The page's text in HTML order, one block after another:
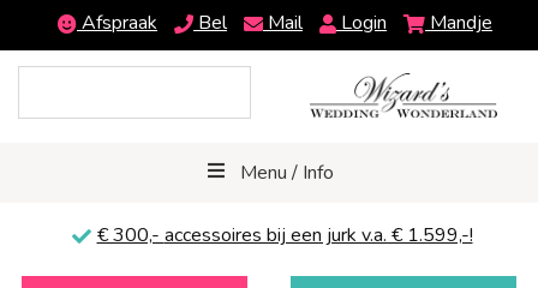
Afspraak Bel Mail Login Mandje
Menu / Info
€ 300,- accessoires bij een jurk v.a. € 1.599,-!